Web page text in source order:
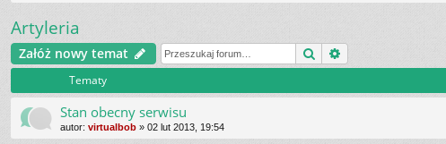
_L
IN
K
S
Artyleria
Załóż nowy temat Szukaj
Tematy
Stan obecny serwisu
autor: virtualbob » 02 lut 2013, 19:54